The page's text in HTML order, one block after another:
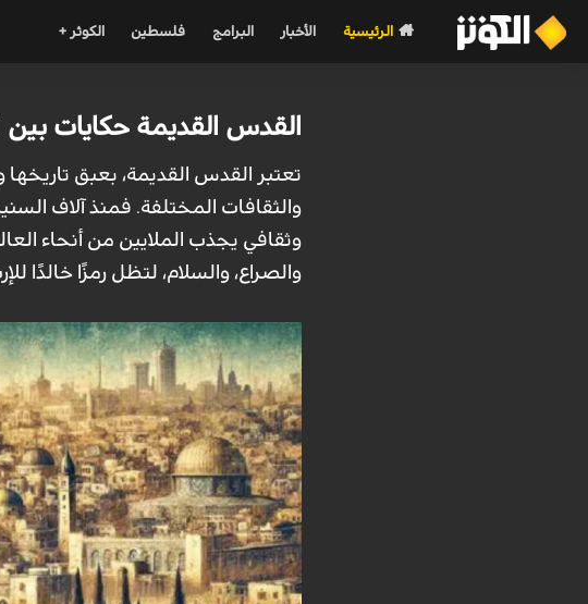
الرئيسية الأخبار البرامج فلسطين الكوثر +
القدس القديمة حكايات بين
تعتبر القدس القديمة، بعبق
والثقافات المختلفة. فمنذ آلاف
وثقافي يجذب الملايين من أنحاء
والصراع، والسلام، لتظل رمزًا خالدًا